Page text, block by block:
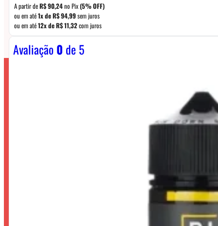
A partir deR$90,24no Pix(5% OFF)
ou em até1x deR$94,99sem juros
ou em até12x deR$11,32com juros
Avaliação0 de 5